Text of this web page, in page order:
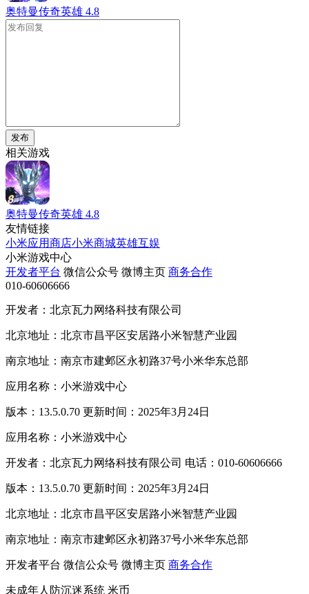
奥特曼传奇英雄 4.8
发布
相关游戏
奥特曼传奇英雄 4.8
友情链接
小米应用商店小米商城英雄互娱
小米游戏中心
开发者平台 微信公众号 微博主页 商务合作
010-60606666
开发者：北京瓦力网络科技有限公司
北京地址：北京市昌平区安居路小米智慧产业园
南京地址：南京市建邺区永初路37号小米华东总部
应用名称：小米游戏中心
版本：13.5.0.70 更新时间：2025年3月24日
应用名称：小米游戏中心
开发者：北京瓦力网络科技有限公司 电话：010-60606666
版本：13.5.0.70 更新时间：2025年3月24日
北京地址：北京市昌平区安居路小米智慧产业园
南京地址：南京市建邺区永初路37号小米华东总部
开发者平台 微信公众号 微博主页 商务合作
未成年人防沉迷系统 米币